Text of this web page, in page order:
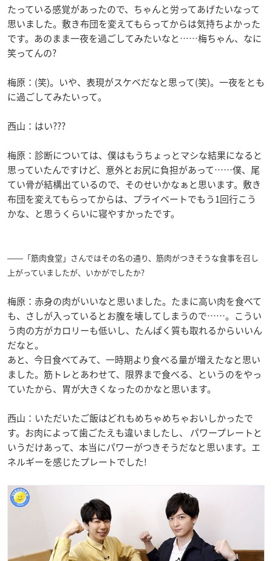
たっている感覚があったので、ちゃんと労ってあげたいなって
思いました。敷き布団を変えてもらってからは気持ちよかった
です。あのまま一夜を過ごしてみたいなと……梅ちゃん、なに
笑ってんの?
梅原：(笑)。いや、表現がスケベだなと思って(笑)。一夜をとも
に過ごしてみたいって。
西山：はい???
梅原：診断については、僕はもうちょっとマシな結果になると
思っていたんですけど、意外とお尻に負担があって……僕、尾
てい骨が結構出ているので、そのせいかなぁと思います。敷き
布団を変えてもらってからは、プライベートでもう1回行こう
かな、と思うくらいに寝やすかったです。
――「筋肉食堂」さんではその名の通り、筋肉がつきそうな食事を召し
上がっていましたが、いかがでしたか?
梅原：赤身の肉がいいなと思いました。たまに高い肉を食べて
も、さしが入っているとお腹を壊してしまうので……。こうい
う肉の方がカロリーも低いし、たんぱく質も取れるからいいん
だなと。
あと、今日食べてみて、一時期より食べる量が増えたなと思い
ました。筋トレとあわせて、限界まで食べる、というのをやっ
ていたから、胃が大きくなったのかなと思います。
西山：いただいたご飯はどれもめちゃめちゃおいしかったで
す。お肉によって歯ごたえも違いましたし、 パワープレートと
いうだけあって、本当にパワーがつきそうだなと思います。エ
ネルギーを感じたプレートでした!